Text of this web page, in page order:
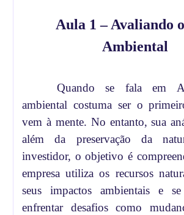
Aula 1 – Avaliando
Ambiental
Quando se fala em
ambiental costuma ser o
vem à mente. No entanto, sua
além da preservação da
investidor, o objetivo é
empresa utiliza os recursos
seus impactos ambientais e
enfrentar desafios como